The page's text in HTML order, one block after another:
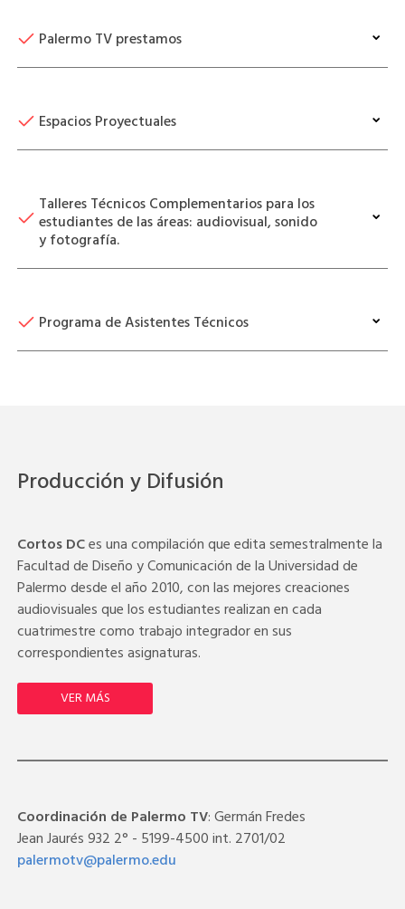
Palermo TV prestamos
Espacios Proyectuales
Talleres Técnicos Complementarios para los
estudiantes de las áreas: audiovisual, sonido
y fotografía.
Programa de Asistentes Técnicos
Producción y Difusión
Cortos DCes una compilación que edita semestralmente la
Facultad de Diseño y Comunicación de la Universidad de
Palermo desde el año 2010, con las mejores creaciones
audiovisuales que los estudiantes realizan en cada
cuatrimestre como trabajo integrador en sus
correspondientes asignaturas.
VER MÁS
Coordinación de Palermo TV: Germán Fredes
Jean Jaurés 932 2° - 5199-4500 int. 2701/02
palermotv@palermo.edu